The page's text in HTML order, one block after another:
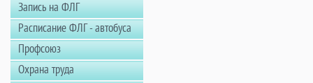
Запись на ФЛГ
Расписание ФЛГ - автобуса
Профсоюз
Охрана труда